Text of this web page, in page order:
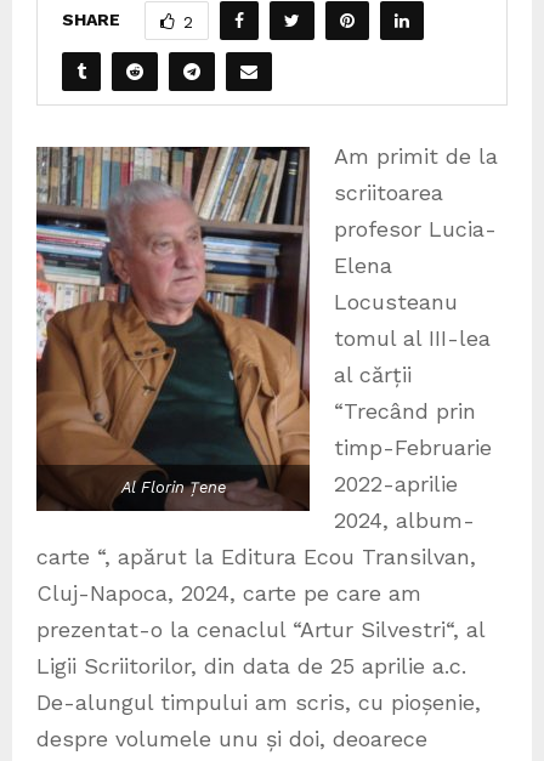
SHARE 2
Al Florin Țene
Am primit de la
scriitoarea
profesor Lucia-
Elena
Locusteanu
tomul al III-lea
al cărții
“Trecând prin
timp-Februarie
2022-aprilie
2024, album-
carte “, apărut la Editura Ecou Transilvan,
Cluj-Napoca, 2024, carte pe care am
prezentat-o la cenaclul “Artur Silvestri“, al
Ligii Scriitorilor, din data de 25 aprilie a.c.
De-alungul timpului am scris, cu pioșenie,
despre volumele unu și doi, deoarece